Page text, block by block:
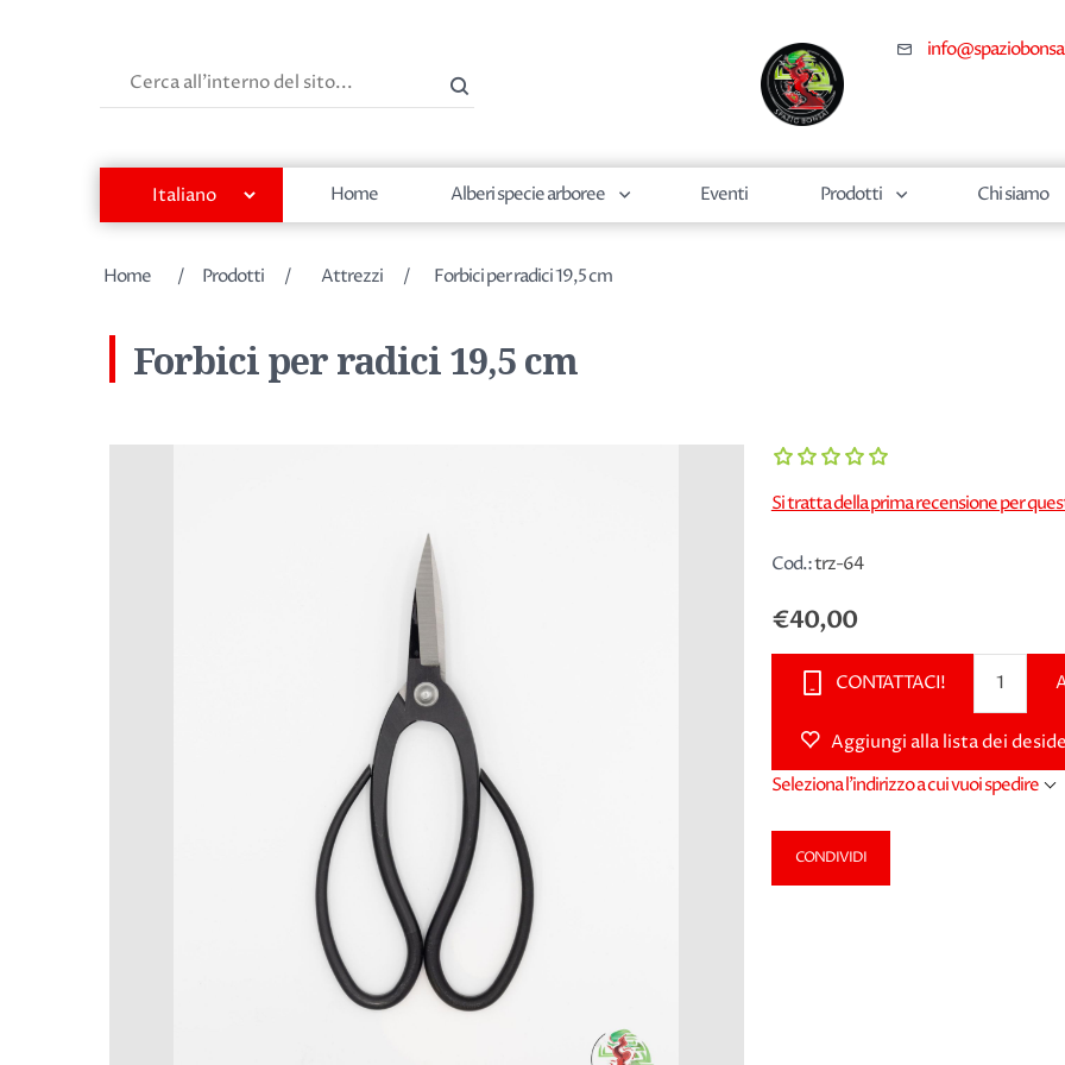
Home Alberi specie arboree Eventi Prodotti Chi siamo
Home / Prodotti / Attrezzi / Forbici per radici 19,5 cm
Forbici per radici 19,5 cm
Si tratta della prima recensione per
Cod.:trz-64
€40,00
CONTATTACI!
Aggiungi alla lista dei
Seleziona l'indirizzo a cui vuoi spedire
CONDIVIDI